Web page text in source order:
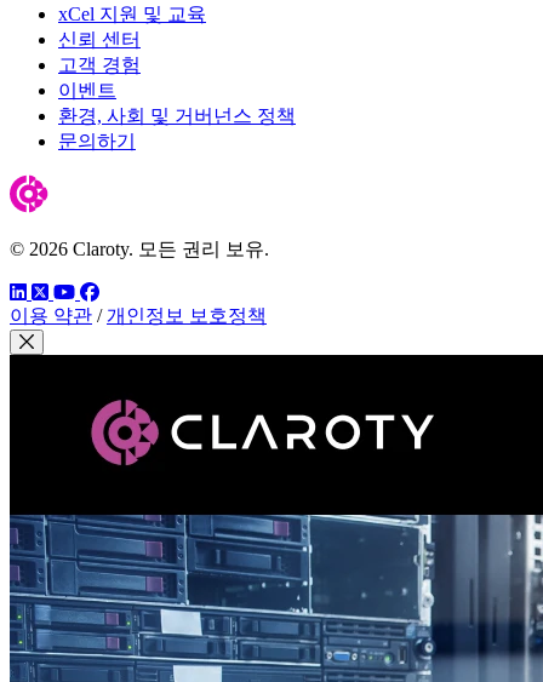
xCel 지원 및 교육
신뢰 센터
고객 경험
이벤트
환경, 사회 및 거버넌스 정책
문의하기
© 2026 Claroty. 모든 권리 보유.
링크드인
트위터유튜브
페이스북
이용 약관 / 개인정보 보호정책
모달 닫기